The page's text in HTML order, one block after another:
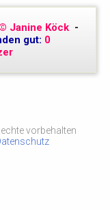
© Janine Köck-
gut: 0
vorbehalten